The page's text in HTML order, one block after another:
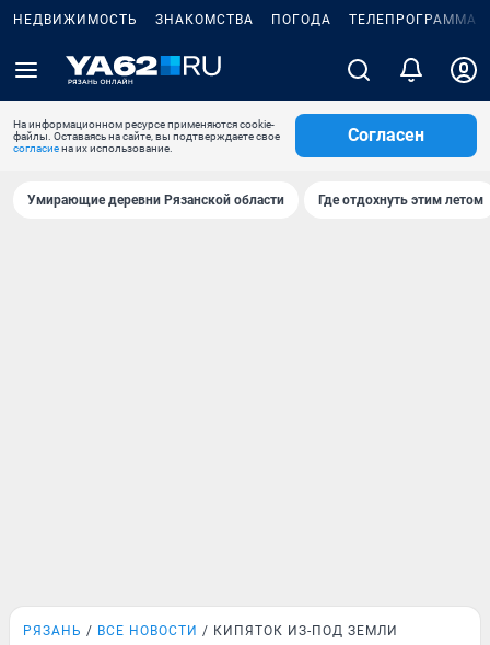
НЕДВИЖИМОСТЬ ЗНАКОМСТВА ПОГОДА ТЕЛЕПРОГРАММА
На информационном ресурсе применяются cookie-
файлы. Оставаясь на сайте, вы подтверждаете свое
согласиена их использование.
Согласен
Умирающие деревни Рязанской области Где отдохнуть этим летом
РЯЗАНЬ ВСЕ НОВОСТИ КИПЯТОК ИЗ-ПОД ЗЕМЛИ